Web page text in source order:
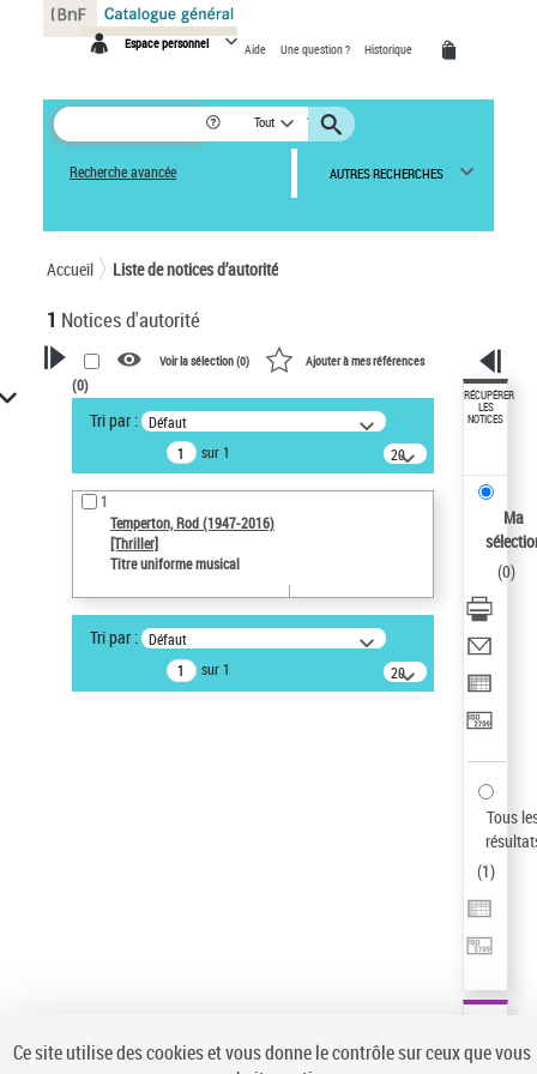
Espace personnel Aide Une question ? Historique
Tout
Recherche avancée AUTRES RECHERCHES
Accueil Liste de notices d’autorité
1 Notices d'autorité
VOTRE RECHERCHE
Recherche avancée dans les
notices d’autorité
Œuvres liées à l'auteur :
Temperton, Rod (1947-2016)
Type de notice d'autorité
Voir la sélection (0) Ajouter à mes références
(0)
Tri par : Défaut
sur 1
20
résultats/page
1
Temperton, Rod (1947-2016)
[Thriller]
Titre uniforme musical
Tri par : Défaut
sur 1
20
résultats/page
RÉCUPÉRER
LES
NOTICES
Ma
(0)
Tous
(1)
Panneau de gestion des cookies
Ce site utilise des cookies et vous donne le contrôle sur ceux que vous